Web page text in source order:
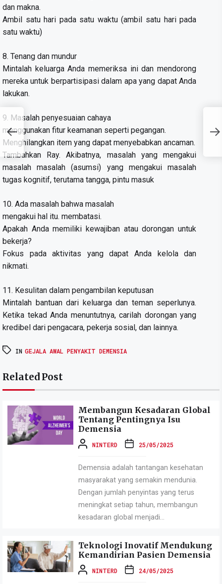
dan makna.
Ambil satu hari pada satu waktu (ambil satu hari pada
satu waktu)
8. Tenang dan mundur
Mintalah keluarga Anda memeriksa ini dan mendorong
mereka untuk berpartisipasi dalam apa yang dapat Anda
lakukan.
9. Masalah penyesuaian cahaya
menggunakan fitur keamanan seperti pegangan.
Menghilangkan item yang dapat menyebabkan ancaman.
Tambahkan Ray. Akibatnya, masalah yang mengakui
masalah masalah (asumsi) yang mengakui masalah
tugas kognitif, terutama tangga, pintu masuk
10. Ada masalah bahwa masalah
mengakui hal itu. membatasi.
Apakah Anda memiliki kewajiban atau dorongan untuk
bekerja?
Fokus pada aktivitas yang dapat Anda kelola dan
nikmati.
11. Kesulitan dalam pengambilan keputusan
Mintalah bantuan dari keluarga dan teman seperlunya.
Ketika tekad Anda menuntutnya, carilah dorongan yang
kredibel dari pengacara, pekerja sosial, dan lainnya.
IN GEJALA AWAL PENYAKIT DEMENSIA
Related Post
Membangun Kesadaran Global
Tentang Pentingnya Isu
Demensia
NINTERD 25/05/2025
Demensia adalah tantangan kesehatan
masyarakat yang semakin mendunia.
Dengan jumlah penyintas yang terus
meningkat setiap tahun, membangun
kesadaran global menjadi...
Teknologi Inovatif Mendukung
Kemandirian Pasien Demensia
NINTERD 24/05/2025